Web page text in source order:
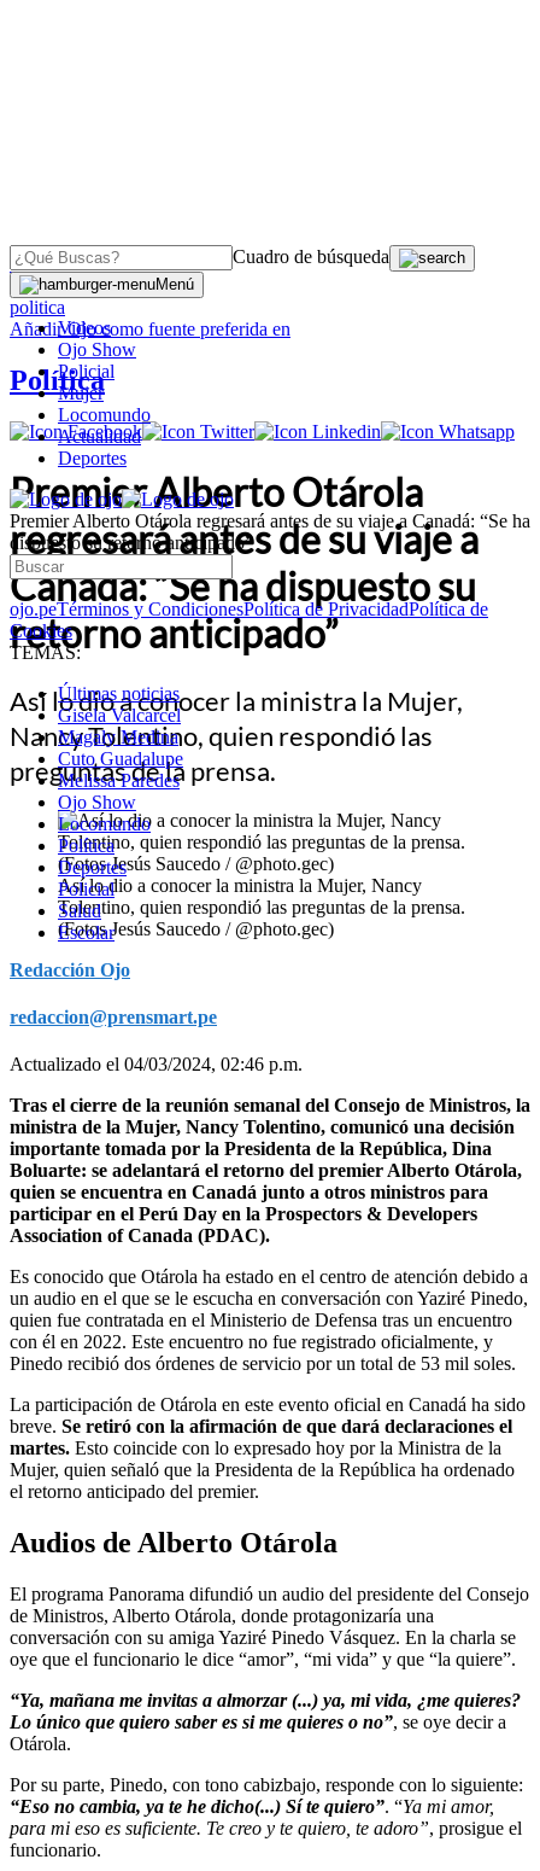
Cuadro de búsqueda
Menú
Videos
Ojo Show
Policial
Mujer
Locomundo
Actualidad
Deportes
Premier Alberto Otárola regresará antes de su viaje a Canadá: “Se ha
dispuesto su retorno anticipado”
ojo.peTérminos y CondicionesPolítica de PrivacidadPolítica de
Cookies
TEMAS:
Últimas noticias
Gisela Valcarcel
Magaly Medina
Cuto Guadalupe
Melissa Paredes
Ojo Show
Locomundo
Política
Deportes
Policial
Salud
Escolar
OJO
politica
AñadirOjocomo fuente preferida en
Política
Premier Alberto Otárola
regresará antes de su viaje a
Canadá: “Se ha dispuesto su
retorno anticipado”
Así lo dio a conocer la ministra la Mujer,
Nancy Tolentino, quien respondió las
preguntas de la prensa.
Así lo dio a conocer la ministra la Mujer, Nancy
Tolentino, quien respondió las preguntas de la prensa.
(Fotos Jesús Saucedo / @photo.gec)
Redacción Ojo
redaccion@prensmart.pe
Actualizado el 04/03/2024, 02:46 p.m.
Tras el cierre de la reunión semanal del Consejo de Ministros, la
ministra de la Mujer, Nancy Tolentino, comunicó una decisión
importante tomada por la Presidenta de la República, Dina
Boluarte: se adelantará el retorno del premier Alberto Otárola,
quien se encuentra en Canadá junto a otros ministros para
participar en el Perú Day en la Prospectors & Developers
Association of Canada (PDAC).
Es conocido que Otárola ha estado en el centro de atención debido a
un audio en el que se le escucha en conversación con Yaziré Pinedo,
quien fue contratada en el Ministerio de Defensa tras un encuentro
con él en 2022. Este encuentro no fue registrado oficialmente, y
Pinedo recibió dos órdenes de servicio por un total de 53 mil soles.
La participación de Otárola en este evento oficial en Canadá ha sido
breve. Se retiró con la afirmación de que dará declaraciones el
martes. Esto coincide con lo expresado hoy por la Ministra de la
Mujer, quien señaló que la Presidenta de la República ha ordenado
el retorno anticipado del premier.
Audios de Alberto Otárola
El programa Panorama difundió un audio del presidente del Consejo
de Ministros, Alberto Otárola, donde protagonizaría una
conversación con su amiga Yaziré Pinedo Vásquez. En la charla se
oye que el funcionario le dice “amor”, “mi vida” y que “la quiere”.
“Ya, mañana me invitas a almorzar (...) ya, mi vida, ¿me quieres?
Lo único que quiero saber es si me quieres o no”, se oye decir a
Otárola.
Por su parte, Pinedo, con tono cabizbajo, responde con lo siguiente:
“Eso no cambia, ya te he dicho(...) Sí te quiero”. “Ya mi amor,
para mi eso es suficiente. Te creo y te quiero, te adoro”, prosigue el
funcionario.